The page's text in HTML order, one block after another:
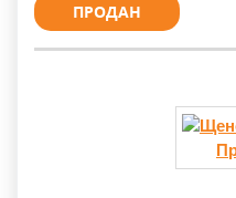
ПРОДАН